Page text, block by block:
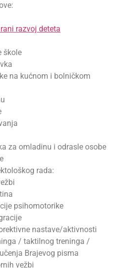
razvoj deteta
škole
na kućnom i bolničkom
za omladinu i odrasle osobe
rada:
psihomotorike
nastave/aktivnosti
/ taktilnog treninga /
Brajevog pisma
vežbi